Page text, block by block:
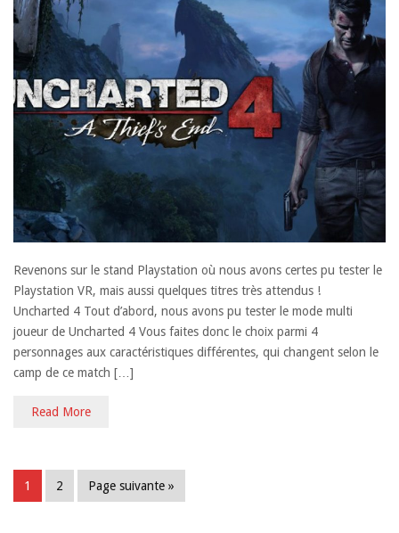
Revenons sur le stand Playstation où nous avons certes pu tester le
Playstation VR, mais aussi quelques titres très attendus !
Uncharted 4 Tout d’abord, nous avons pu tester le mode multi
joueur de Uncharted 4 Vous faites donc le choix parmi 4
personnages aux caractéristiques différentes, qui changent selon le
camp de ce match […]
Read More
1 2 Page suivante »